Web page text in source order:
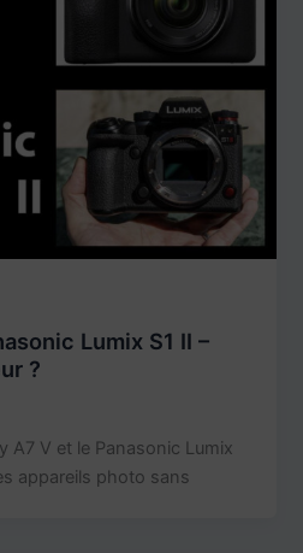
Lumix S1 II –
?
A7 V et le Panasonic Lumix
appareils photo sans